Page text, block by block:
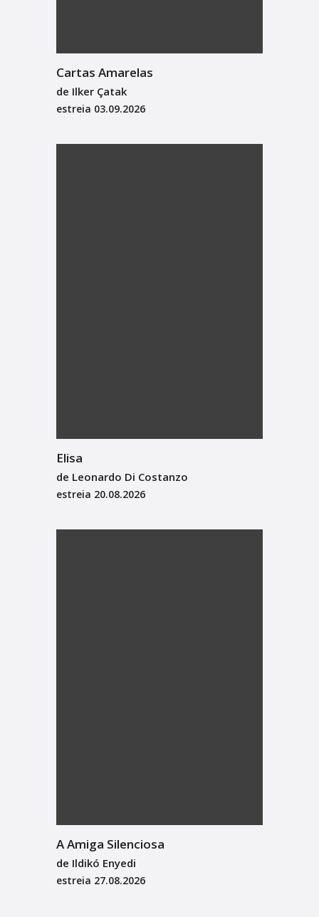
Cartas Amarelas
de Ilker Çatak
estreia 03.09.2026
Elisa
de Leonardo Di Costanzo
estreia 20.08.2026
A Amiga Silenciosa
de Ildikó Enyedi
estreia 27.08.2026